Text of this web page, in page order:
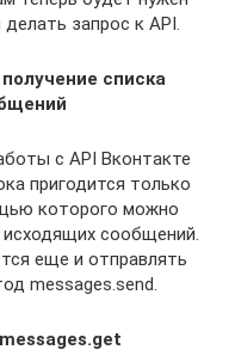
запрос к API.
списка
с API Вконтакте
пригодится только
которого можно
сообщений.
еще и отправлять
messages.send.
messages.get